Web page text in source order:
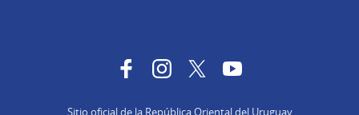
FacebookInstagram
TwitterYouTube
Sitio oficial de la República Oriental del Uruguay